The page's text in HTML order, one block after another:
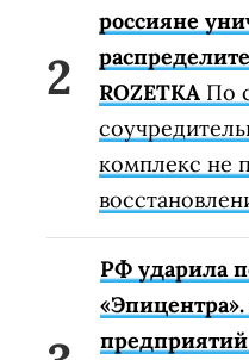
россияне
ROZETKA По
комплекс не
РФ ударила